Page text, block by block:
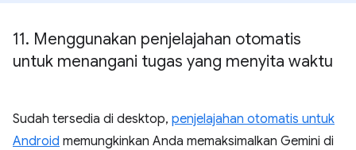
11. Menggunakan penjelajahan otomatis
untuk menangani tugas yang menyita waktu
Sudah tersedia di desktop, penjelajahan otomatis untuk
Android memungkinkan Anda memaksimalkan Gemini di